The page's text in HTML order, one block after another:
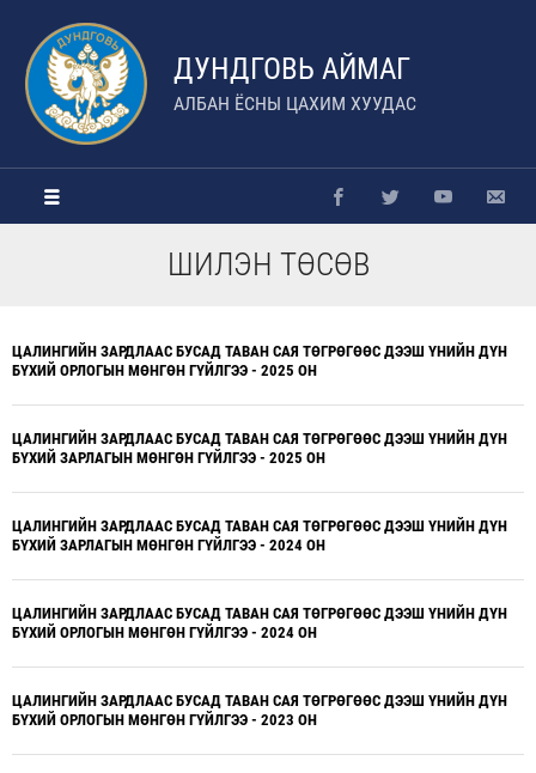
ДУНДГОВЬ АЙМАГ
АЛБАН ЁСНЫ ЦАХИМ ХУУДАС
ШИЛЭН ТӨСӨВ
ЦАЛИНГИЙН ЗАРДЛААС БУСАД ТАВАН САЯ ТӨГРӨГӨӨС ДЭЭШ ҮНИЙН ДҮН
БҮХИЙ ОРЛОГЫН МӨНГӨН ГҮЙЛГЭЭ - 2025 ОН
ЦАЛИНГИЙН ЗАРДЛААС БУСАД ТАВАН САЯ ТӨГРӨГӨӨС ДЭЭШ ҮНИЙН ДҮН
БҮХИЙ ЗАРЛАГЫН МӨНГӨН ГҮЙЛГЭЭ - 2025 ОН
ЦАЛИНГИЙН ЗАРДЛААС БУСАД ТАВАН САЯ ТӨГРӨГӨӨС ДЭЭШ ҮНИЙН ДҮН
БҮХИЙ ЗАРЛАГЫН МӨНГӨН ГҮЙЛГЭЭ - 2024 ОН
ЦАЛИНГИЙН ЗАРДЛААС БУСАД ТАВАН САЯ ТӨГРӨГӨӨС ДЭЭШ ҮНИЙН ДҮН
БҮХИЙ ОРЛОГЫН МӨНГӨН ГҮЙЛГЭЭ - 2024 ОН
ЦАЛИНГИЙН ЗАРДЛААС БУСАД ТАВАН САЯ ТӨГРӨГӨӨС ДЭЭШ ҮНИЙН ДҮН
БҮХИЙ ОРЛОГЫН МӨНГӨН ГҮЙЛГЭЭ - 2023 ОН